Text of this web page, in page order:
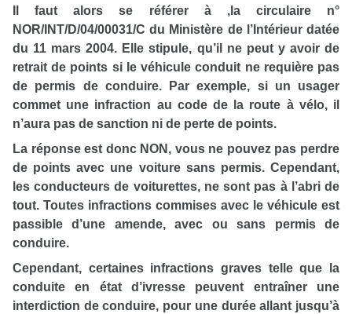
Il faut alors se référer à ,la circulaire n°
NOR/INT/D/04/00031/C du Ministère de l’Intérieur datée
du 11 mars 2004. Elle stipule, qu’il ne peut y avoir de
retrait de points si le véhicule conduit ne requière pas
de permis de conduire. Par exemple, si un usager
commet une infraction au code de la route à vélo, il
n’aura pas de sanction ni de perte de points.
La réponse est donc NON, vous ne pouvez pas perdre
de points avec une voiture sans permis. Cependant,
les conducteurs de voiturettes, ne sont pas à l’abri de
tout. Toutes infractions commises avec le véhicule est
passible d’une amende, avec ou sans permis de
conduire.
Cependant, certaines infractions graves telle que la
conduite en état d’ivresse peuvent entraîner une
interdiction de conduire, pour une durée allant jusqu’à